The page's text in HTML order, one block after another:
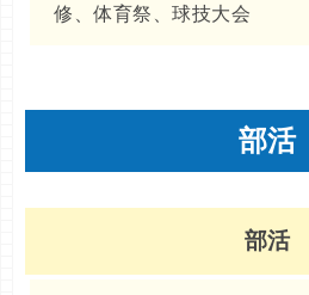
修、体育祭、球技大会
部活
部活